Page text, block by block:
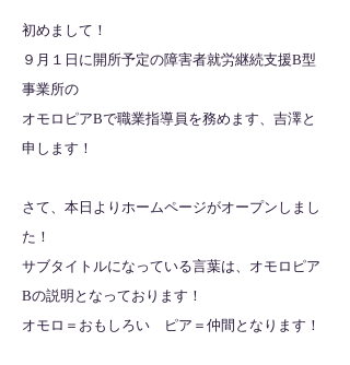
初めまして！
９月１日に開所予定の障害者就労継続支援B型
事業所の
オモロピアBで職業指導員を務めます、吉澤と
申します！
さて、本日よりホームページがオープンしまし
た！
サブタイトルになっている言葉は、オモロピア
Bの説明となっております！
オモロ＝おもしろい ピア＝仲間となります！